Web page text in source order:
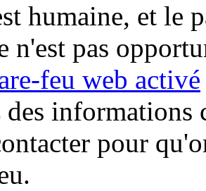
humaine, et le
n'est pas
feu web activé
informations
pour